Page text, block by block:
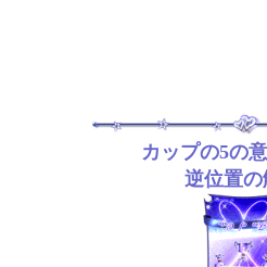
カップの5の
逆位置の